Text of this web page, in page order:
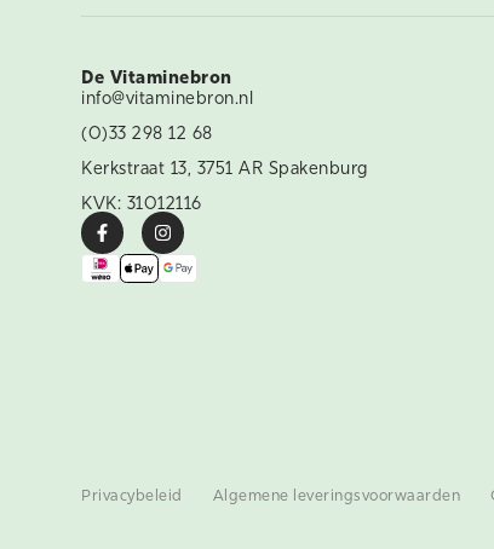
De Vitaminebron
info@vitaminebron.nl
(0)33 298 12 68
Kerkstraat 13, 3751 AR Spakenburg
KVK: 31012116
Privacybeleid Algemene leveringsvoorwaarden